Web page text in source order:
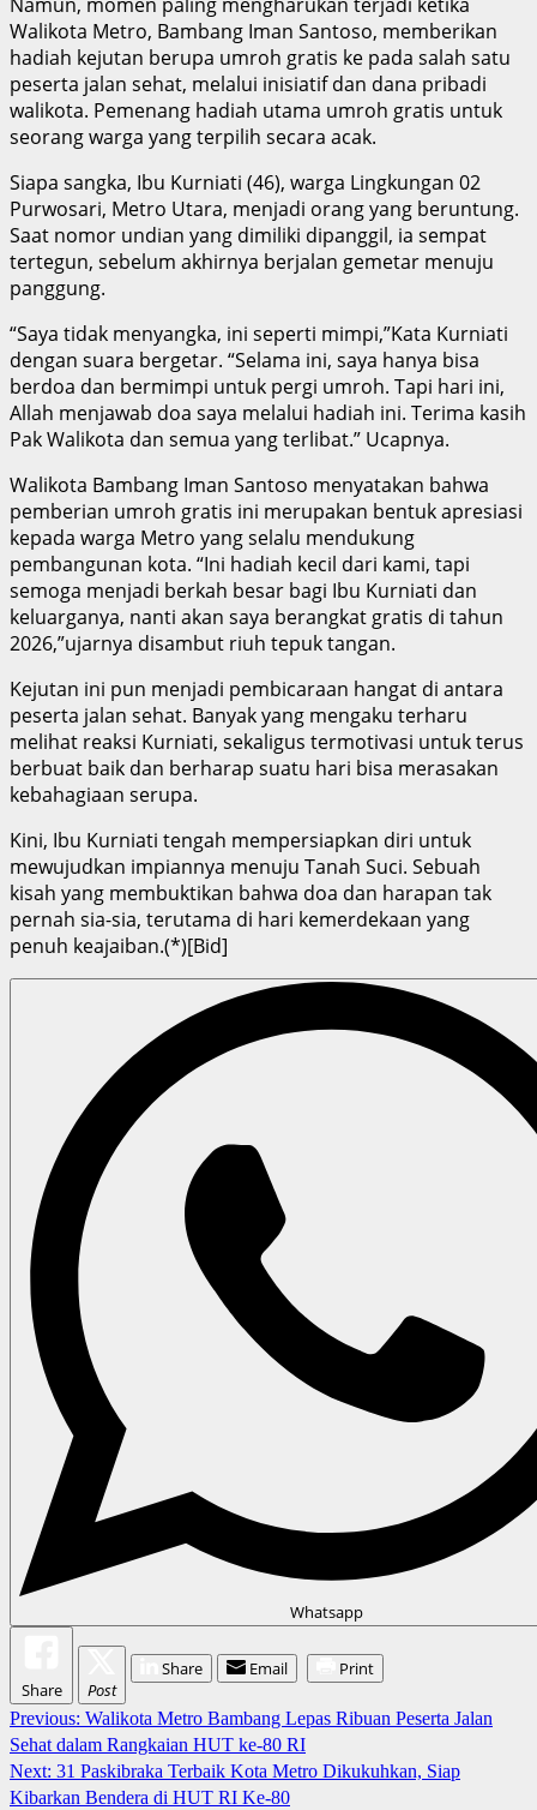
Walikota Metro, Bambang Iman Santoso, memberikan
hadiah kejutan berupa umroh gratis ke pada salah satu
peserta jalan sehat, melalui inisiatif dan dana pribadi
walikota. Pemenang hadiah utama umroh gratis untuk
seorang warga yang terpilih secara acak.
Siapa sangka, Ibu Kurniati (46), warga Lingkungan 02
Purwosari, Metro Utara, menjadi orang yang beruntung.
Saat nomor undian yang dimiliki dipanggil, ia sempat
tertegun, sebelum akhirnya berjalan gemetar menuju
panggung.
“Saya tidak menyangka, ini seperti mimpi,”Kata Kurniati
dengan suara bergetar. “Selama ini, saya hanya bisa
berdoa dan bermimpi untuk pergi umroh. Tapi hari ini,
Allah menjawab doa saya melalui hadiah ini. Terima kasih
Pak Walikota dan semua yang terlibat.” Ucapnya.
Walikota Bambang Iman Santoso menyatakan bahwa
pemberian umroh gratis ini merupakan bentuk apresiasi
kepada warga Metro yang selalu mendukung
pembangunan kota. “Ini hadiah kecil dari kami, tapi
semoga menjadi berkah besar bagi Ibu Kurniati dan
keluarganya, nanti akan saya berangkat gratis di tahun
2026,”ujarnya disambut riuh tepuk tangan.
Kejutan ini pun menjadi pembicaraan hangat di antara
peserta jalan sehat. Banyak yang mengaku terharu
melihat reaksi Kurniati, sekaligus termotivasi untuk terus
berbuat baik dan berharap suatu hari bisa merasakan
kebahagiaan serupa.
Kini, Ibu Kurniati tengah mempersiapkan diri untuk
mewujudkan impiannya menuju Tanah Suci. Sebuah
kisah yang membuktikan bahwa doa dan harapan tak
pernah sia-sia, terutama di hari kemerdekaan yang
penuh keajaiban.(*)[Bid]
Whatsapp
Share Post
Share Email Print
Continue
Reading
Previous: Walikota Metro Bambang Lepas Ribuan Peserta Jalan
Sehat dalam Rangkaian HUT ke-80 RI
Next: 31 Paskibraka Terbaik Kota Metro Dikukuhkan, Siap
Kibarkan Bendera di HUT RI Ke-80